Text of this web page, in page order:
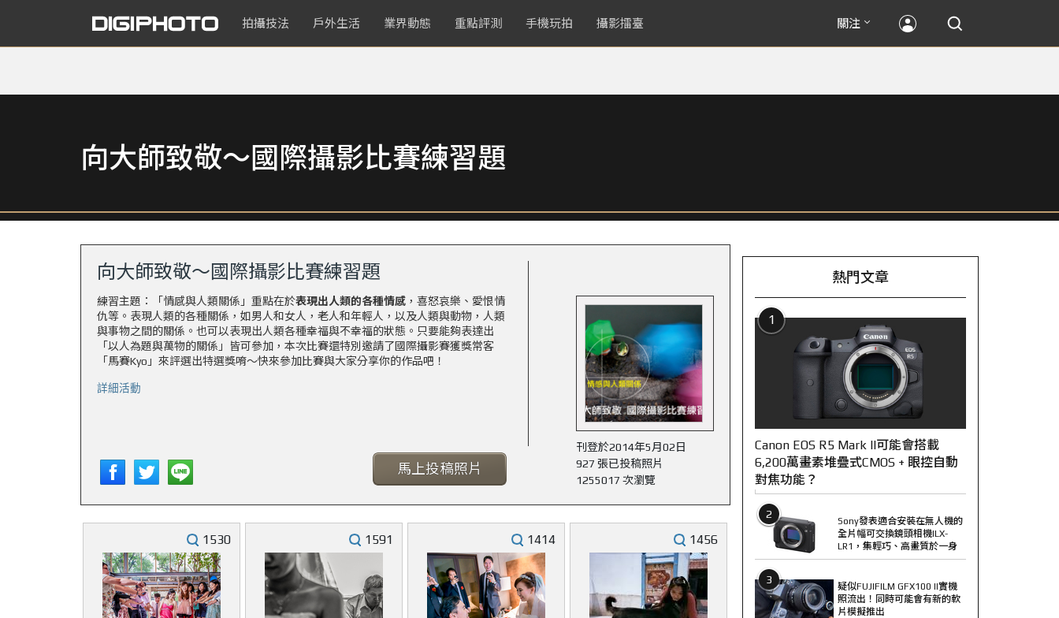
拍攝技法 戶外生活 業界動態 重點評測 手機玩拍 攝影擂臺 關注
向大師致敬～國際攝影比賽練習題
向大師致敬～國際攝影比賽練習題
練習主題：「情感與人類關係」重點在於表現出人類的各種情感 ，喜怒哀樂、愛恨情
仇等。表現人類的各種關係，如男人和女人，老人和年輕人，以及人類與動物，人類
與事物之間的關係。也可以表現出人類各種幸福與不幸福的狀態。只要能夠表達出
「以人為題與萬物的關係」皆可參加，本次比賽還特別邀請了國際攝影賽獲獎常客
「馬賽Kyo」來評選出特選獎唷～快來參加比賽與大家分享你的作品吧！
詳細活動
馬上投稿照片
刊登於2014年5月02日
927 張已投稿照片
1255017 次瀏覽
1530 1591 1414 1456
熱門文章
1
Canon EOS R5 Mark II可能會搭載
6,200萬畫素堆疊式CMOS + 眼控自動
對焦功能？
2
Sony發表適合安裝在無人機的
全片幅可交換鏡頭相機ILX-
LR1，集輕巧、高畫質於一身
3
疑似FUJIFILM GFX100 II實機
照流出！同時可能會有新的軟
片模擬推出